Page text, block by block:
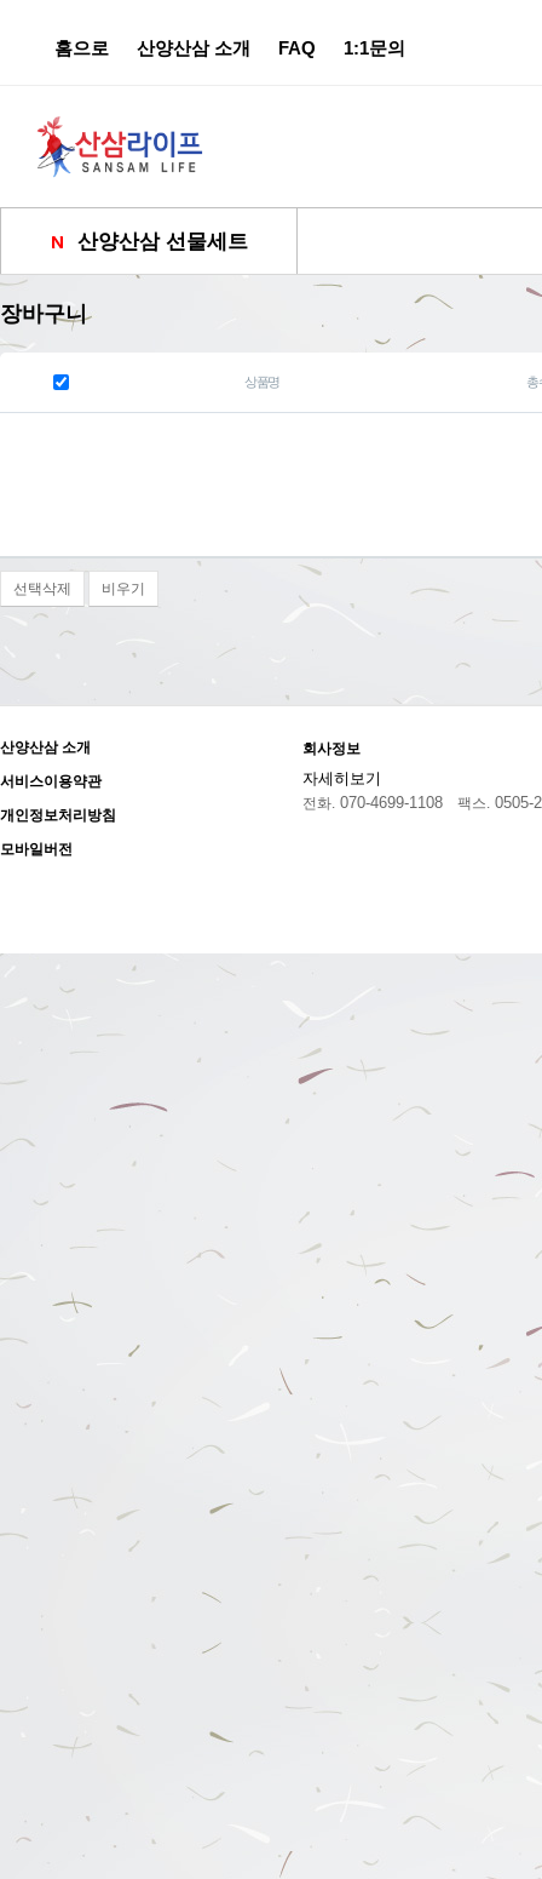
홈으로 산양산삼 소개 FAQ 1:1문의
산양산삼 선물세트
장바구니
상품명 총
선택삭제 비우기
산양산삼 소개
서비스이용약관
개인정보처리방침
모바일버전
회사정보
자세히보기
전화. 070-4699-1108 팩스. 0505-